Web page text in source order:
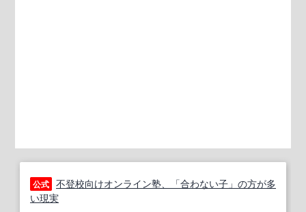
公式 不登校向けオンライン塾、「合わない子」の方が多
い現実